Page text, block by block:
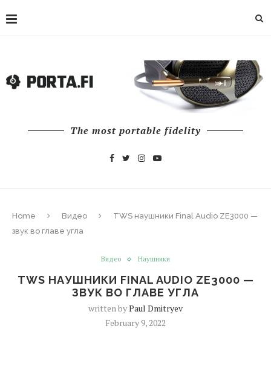
The most portable fidelity
Home Видео
TWS наушники Final Audio ZE3000 —
звук во главе угла
Видео Наушники
TWS НАУШНИКИ FINAL AUDIO ZE3000 —
ЗВУК ВО ГЛАВЕ УГЛА
written byPaul Dmitryev
February 9, 2022